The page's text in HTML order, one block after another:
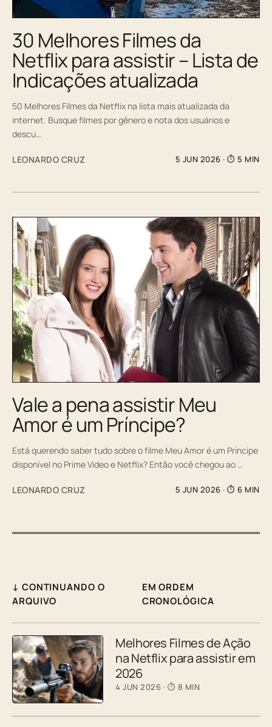
30 Melhores Filmes da
Netflix para assistir – Lista de
Indicações atualizada
50 Melhores Filmes da Netflix na lista mais atualizada da
internet. Busque filmes por gênero e nota dos usuários e
descu…
LEONARDO CRUZ 5 JUN 2026 · ⏱ 5 MIN
Vale a pena assistir Meu
Amor é um Príncipe?
Está querendo saber tudo sobre o filme Meu Amor é um Príncipe
disponível no Prime Video e Netflix? Então você chegou ao …
LEONARDO CRUZ 5 JUN 2026 · ⏱ 6 MIN
↓ CONTINUANDO O
ARQUIVO
EM ORDEM
CRONOLÓGICA
Melhores Filmes de Ação
na Netflix para assistir em
2026
4 JUN 2026 · ⏱ 8 MIN